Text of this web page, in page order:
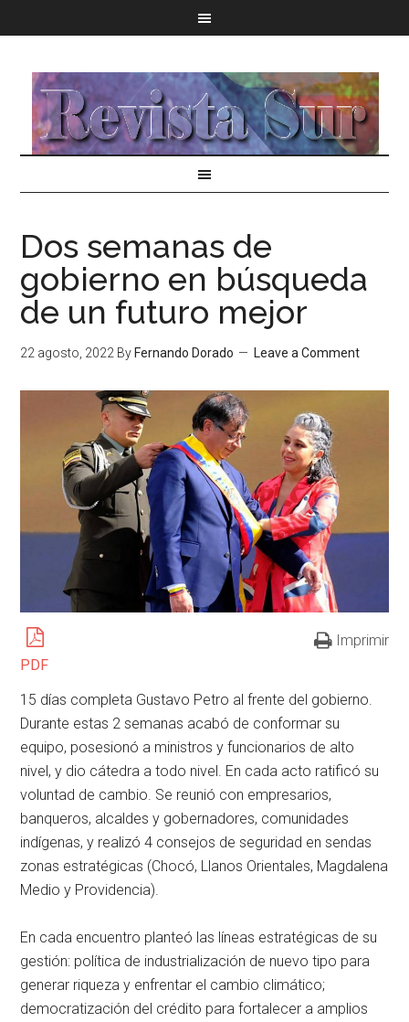
Dos semanas de
gobierno en búsqueda
de un futuro mejor
22 agosto, 2022 By Fernando Dorado Leave a Comment
PDF
Imprimir
15 días completa Gustavo Petro al frente del gobierno.
Durante estas 2 semanas acabó de conformar su
equipo, posesionó a ministros y funcionarios de alto
nivel, y dio cátedra a todo nivel. En cada acto ratificó su
voluntad de cambio. Se reunió con empresarios,
banqueros, alcaldes y gobernadores, comunidades
indígenas, y realizó 4 consejos de seguridad en sendas
zonas estratégicas (Chocó, Llanos Orientales, Magdalena
Medio y Providencia).
En cada encuentro planteó las líneas estratégicas de su
gestión: política de industrialización de nuevo tipo para
generar riqueza y enfrentar el cambio climático;
democratización del crédito para fortalecer a amplios